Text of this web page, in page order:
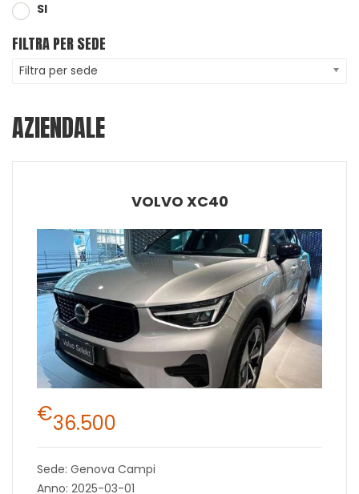
SI
FILTRA PER SEDE
Filtra per sede
AZIENDALE
VOLVO XC40
€36.500
Sede: Genova Campi
Anno: 2025-03-01